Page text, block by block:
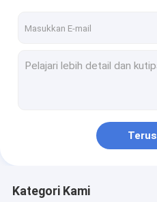
Pencahayaan Spot Interior
Lampu Sorot LED Mini
Terus
Kategori Kami